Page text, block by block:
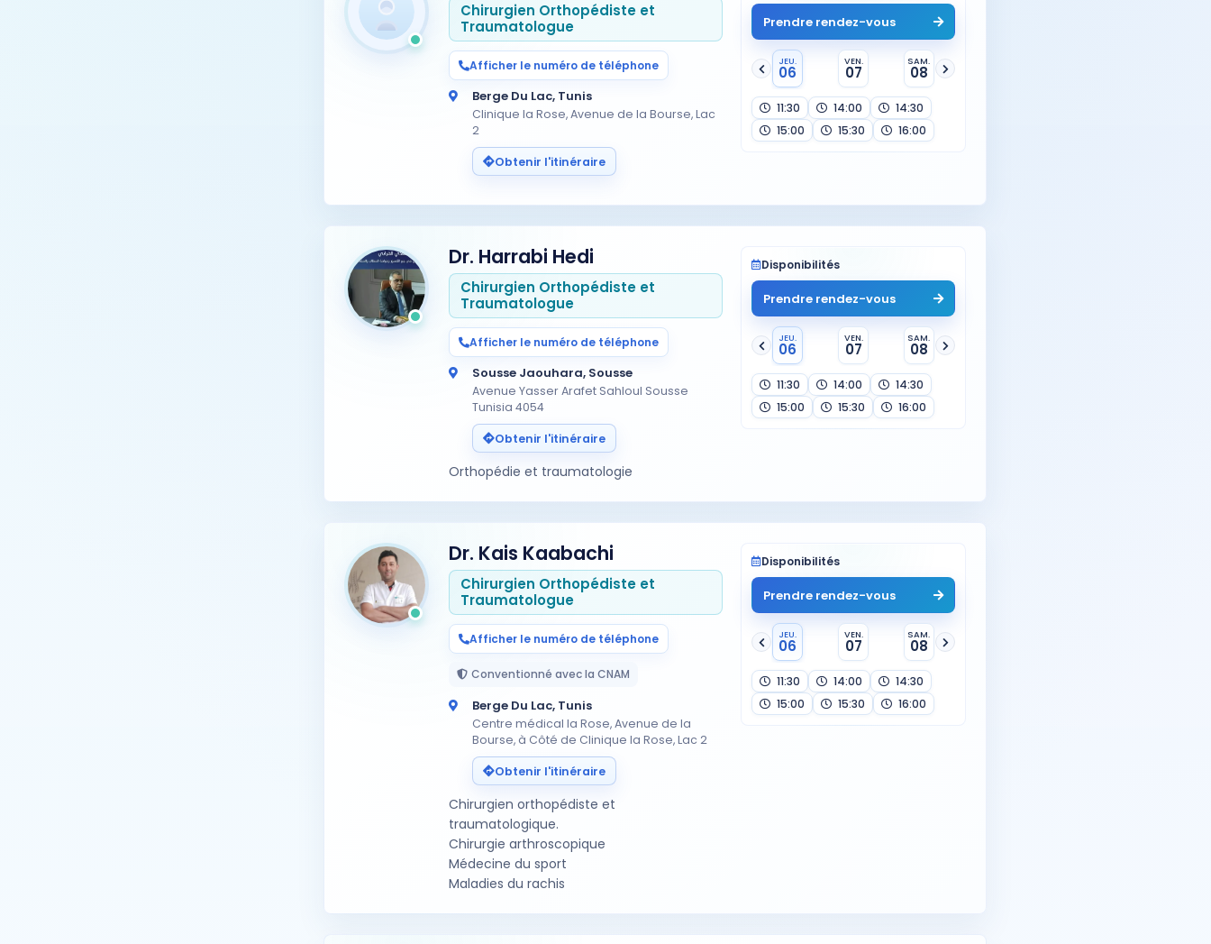
Chirurgien Orthopédiste et
Traumatologue
Afficher le numéro de téléphone
Berge Du Lac, Tunis
Clinique la Rose, Avenue de la Bourse, Lac
2
Obtenir l'itinéraire
Prendre rendez-vous
JEU.
06
VEN.
07
SAM.
08
11:30 14:00
14:30
15:00
15:30 16:00
Dr. Harrabi Hedi
Chirurgien Orthopédiste et
Traumatologue
Afficher le numéro de téléphone
Sousse Jaouhara, Sousse
Avenue Yasser Arafet Sahloul Sousse
Tunisia 4054
Obtenir l'itinéraire
Orthopédie et traumatologie
Disponibilités
Prendre rendez-vous
JEU.
06
VEN.
07
SAM.
08
11:30 14:00
14:30
15:00
15:30 16:00
Dr. Kais Kaabachi
Chirurgien Orthopédiste et
Traumatologue
Afficher le numéro de téléphone
Conventionné avec la CNAM
Berge Du Lac, Tunis
Centre médical la Rose, Avenue de la
Bourse, à Côté de Clinique la Rose, Lac 2
Obtenir l'itinéraire
Chirurgien orthopédiste et
traumatologique.
Chirurgie arthroscopique
Médecine du sport
Maladies du rachis
Disponibilités
Prendre rendez-vous
JEU.
06
VEN.
07
SAM.
08
11:30 14:00
14:30
15:00
15:30 16:00